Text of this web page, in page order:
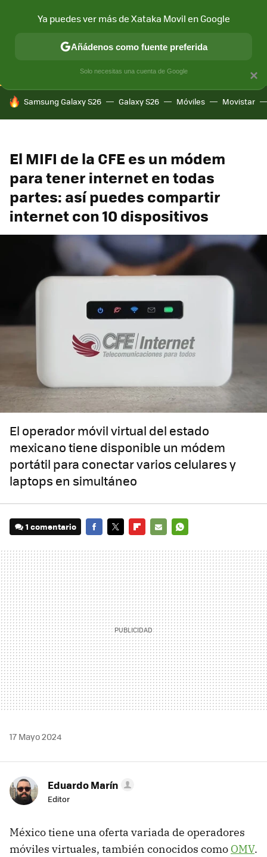
CONECTIVIDAD MÓVIL Y SOCIEDAD APLICACIONES
HOY SE HABLA DE
Samsung Galaxy S26 Galaxy S26 Móviles Movistar
El MIFI de la CFE es un módem
para tener internet en todas
partes: así puedes compartir
internet con 10 dispositivos
El operador móvil virtual del estado
mexicano tiene disponible un módem
portátil para conectar varios celulares y
laptops en simultáneo
1 comentario
MAIL
17 Mayo 2024
Eduardo Marín
Editor
México tiene una oferta variada de operadores
móviles virtuales, también conocidos como OMV.
×
Ya puedes ver más de Xataka Movil en Google
Añádenos como fuente preferida
Solo necesitas una cuenta de Google